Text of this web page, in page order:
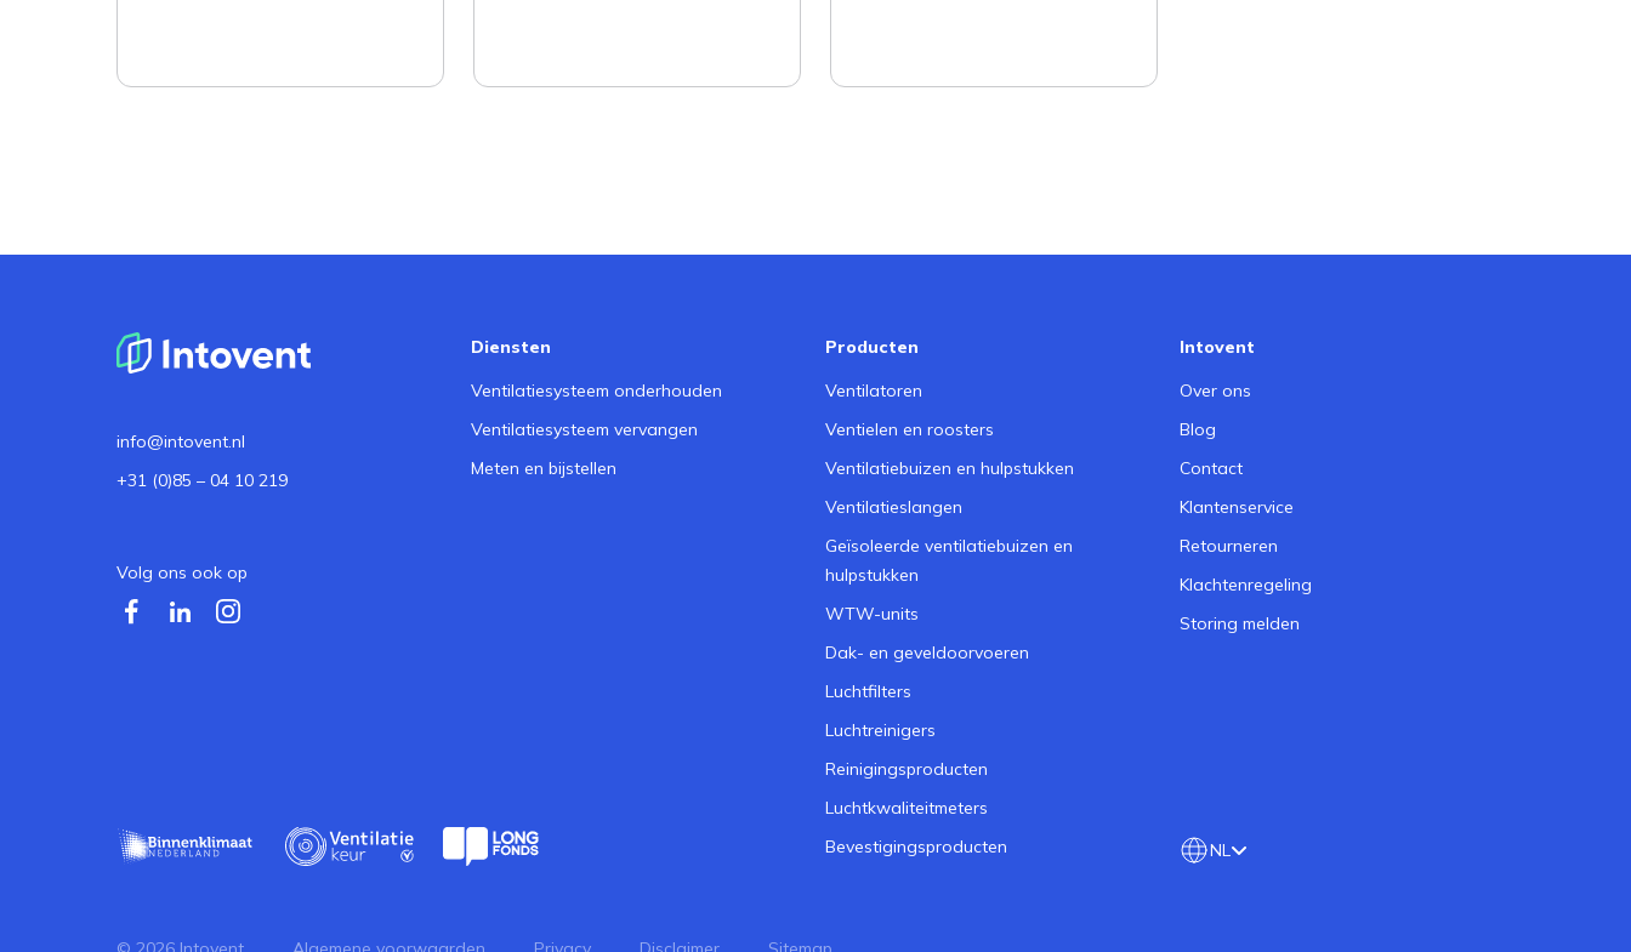
info@intovent.nl
+31 (0)85 – 04 10 219
Volg ons ook op
Diensten
Ventilatiesysteem onderhouden
Ventilatiesysteem vervangen
Meten en bijstellen
Producten
Ventilatoren
Ventielen en roosters
Ventilatiebuizen en hulpstukken
Ventilatieslangen
Geïsoleerde ventilatiebuizen en
hulpstukken
WTW-units
Dak- en geveldoorvoeren
Luchtfilters
Luchtreinigers
Reinigingsproducten
Luchtkwaliteitmeters
Bevestigingsproducten
Intovent
Over ons
Blog
Contact
Klantenservice
Retourneren
Klachtenregeling
Storing melden
NL